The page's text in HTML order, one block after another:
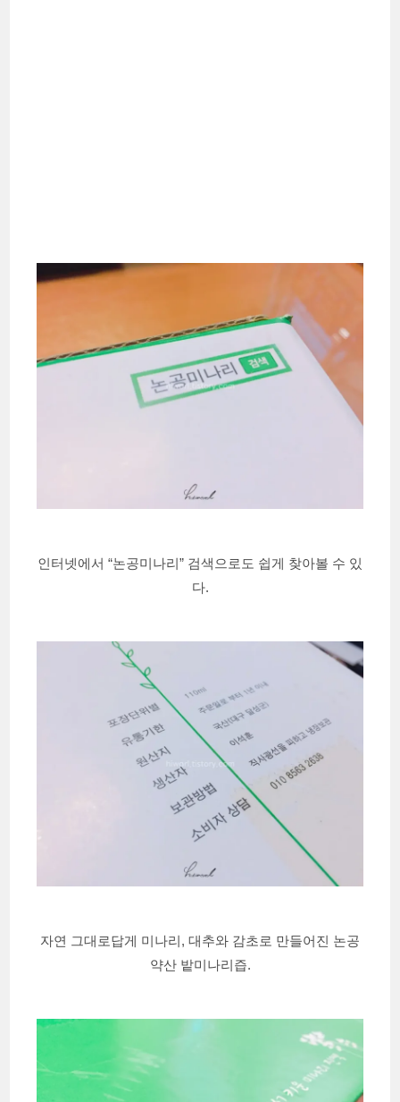
인터넷에서 “논공미나리” 검색으로도 쉽게 찾아볼 수 있
다.
자연 그대로답게 미나리, 대추와 감초로 만들어진 논공
약산 밭미나리즙.